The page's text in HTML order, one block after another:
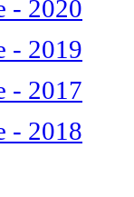
- 2020
- 2019
- 2017
- 2018